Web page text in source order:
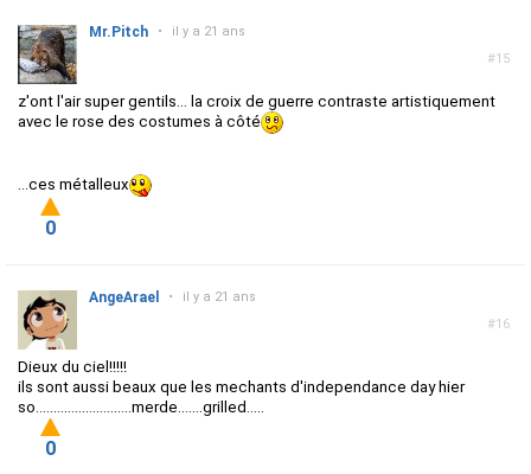
#15
Mr.Pitch • il y a 21 ans
z'ont l'air super gentils... la croix de guerre contraste artistiquement
avec le rose des costumes à côté
...ces métalleux
0
#16
AngeArael • il y a 21 ans
Dieux du ciel!!!!!
ils sont aussi beaux que les mechants d'independance day hier
so...........................merde.......grilled.....
0